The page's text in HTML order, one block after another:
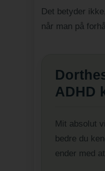
Det betyder
når man på
ADHD
Mit absolut
bedre du
ender med